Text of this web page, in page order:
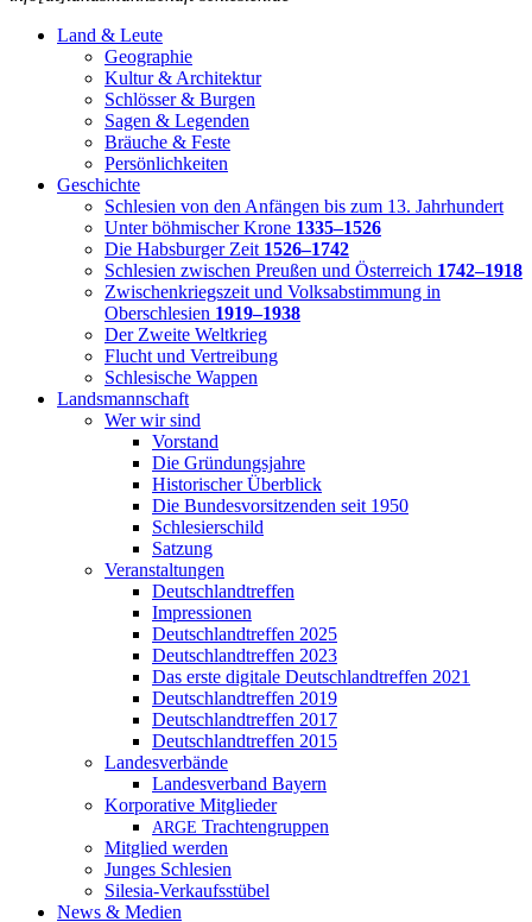
Land & Leute
Geographie
Kultur & Architektur
Schlösser & Burgen
Sagen & Legenden
Bräuche & Feste
Persönlichkeiten
Geschichte
Schlesien von den Anfängen bis zum 13. Jahrhundert
Unter böhmischer Krone 1335–1526
Die Habsburger Zeit 1526–1742
Schlesien zwischen Preußen und Österreich 1742–1918
Zwischenkriegszeit und Volksabstimmung in
Oberschlesien 1919–1938
Der Zweite Weltkrieg
Flucht und Vertreibung
Schlesische Wappen
Landsmannschaft
Wer wir sind
Vorstand
Die Gründungsjahre
Historischer Überblick
Die Bundesvorsitzenden seit 1950
Schlesierschild
Satzung
Veranstaltungen
Deutschlandtreffen
Impressionen
Deutschlandtreffen 2025
Deutschlandtreffen 2023
Das erste digitale Deutschlandtreffen 2021
Deutschlandtreffen 2019
Deutschlandtreffen 2017
Deutschlandtreffen 2015
Landesverbände
Landesverband Bayern
Korporative Mitglieder
ARGE Trachtengruppen
Mitglied werden
Junges Schlesien
Silesia-Verkaufsstübel
News & Medien